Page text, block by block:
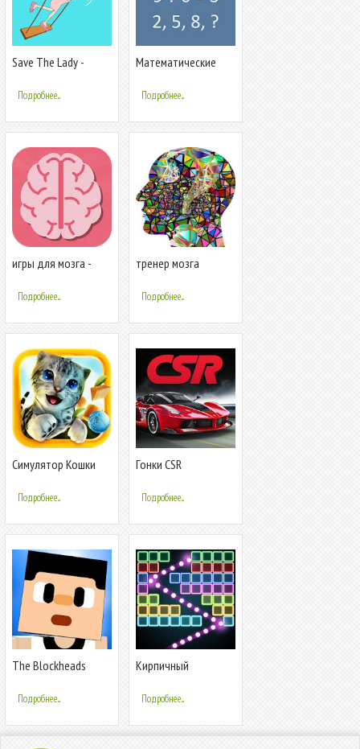
Save The Lady -
- Тизеры мозга
Подробнее...
Математические
для мозга
Подробнее...
игры для мозга -
ума
Подробнее...
тренер мозга
Подробнее...
Симулятор Кошки
Подробнее...
Гонки CSR
Подробнее...
The Blockheads
Подробнее...
Кирпичный
Подробнее...